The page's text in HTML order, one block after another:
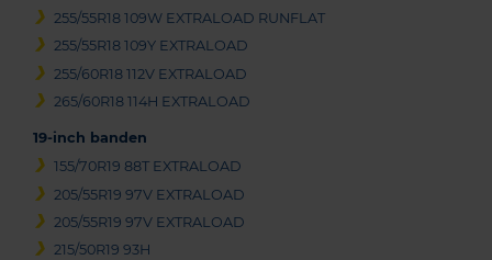
255/55R18 109W EXTRALOAD RUNFLAT
255/55R18 109Y EXTRALOAD
255/60R18 112V EXTRALOAD
265/60R18 114H EXTRALOAD
19-inch banden
155/70R19 88T EXTRALOAD
205/55R19 97V EXTRALOAD
205/55R19 97V EXTRALOAD
215/50R19 93H